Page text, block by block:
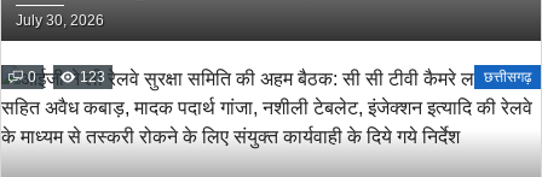
July 30, 2026
0 123 छत्तीसगढ़